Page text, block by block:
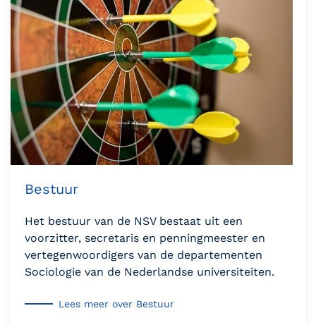
Bestuur
Het bestuur van de NSV bestaat uit een
voorzitter, secretaris en penningmeester en
vertegenwoordigers van de departementen
Sociologie van de Nederlandse universiteiten.
Lees meer over Bestuur